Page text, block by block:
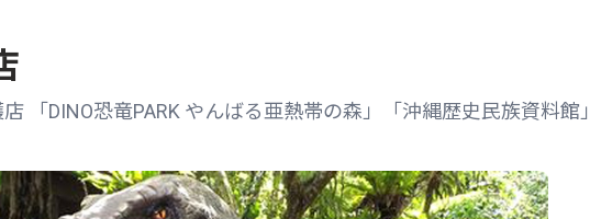
「DINO恐竜PARK やんばる亜熱帯の森」「沖縄歴史民族資料館」